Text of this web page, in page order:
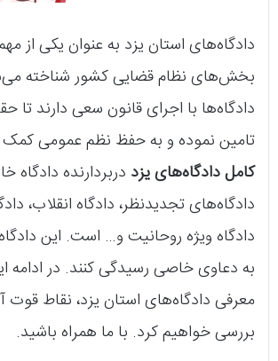
دادگاه‌های استان یزد به عنوان یکی از
بخش‌های نظام قضایی کشور شناخته
دادگاه‌ها با اجرای قانون سعی دارند تا
تامین نموده و به حفظ نظم عمومی کمک
کامل دادگاه‌های یزد دربردارنده دادگاه
دادگاه‌های تجدیدنظر، دادگاه انقلاب،
دادگاه ویژه روحانیت و… است. این
به دعاوی خاصی رسیدگی کنند. در
معرفی دادگاه‌های استان یزد، نقاط قوت
بررسی خواهیم کرد. با ما همراه باشید.